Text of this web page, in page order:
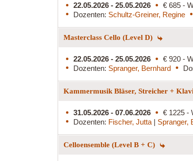
22.05.2026 - 25.05.2026
€ 685 -
Dozenten: Schultz-Greiner, Regine
Masterclass Cello (Level D)
22.05.2026 - 25.05.2026
€ 920 -
Dozenten: Spranger, Bernhard
Kammermusik Bläser, Streicher +
31.05.2026 - 07.06.2026
€ 1225 -
Dozenten: Fischer, Jutta | Spranger,
Celloensemble (Level B + C)